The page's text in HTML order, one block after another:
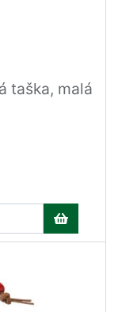
taška, malá